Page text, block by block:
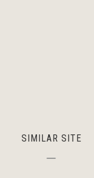
SIMILAR SITE